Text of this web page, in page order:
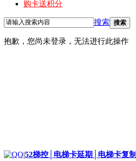
购卡送积分
搜索 搜索
抱歉，您尚未登录，无法进行此操作
|52梯控│电梯卡延期│电梯卡复制